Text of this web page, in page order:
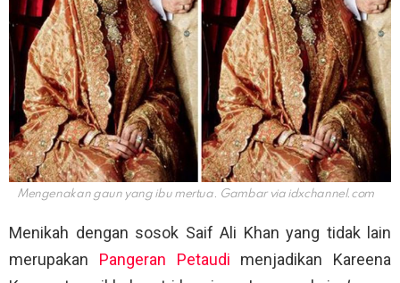
Mengenakan gaun yang ibu mertua. Gambar via idxchannel.com
Menikah dengan sosok Saif Ali Khan yang tidak lain
merupakan Pangeran Petaudi menjadikan Kareena